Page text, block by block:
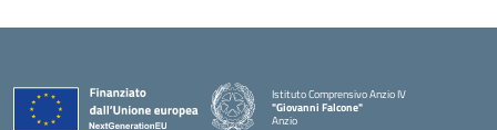
Istituto Comprensivo Anzio IV
"Giovanni Falcone"
Anzio